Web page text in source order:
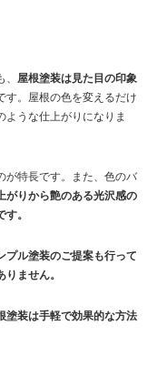
屋根塗装は見た目の印象
す。屋根の色を変えるだけ
うな仕上がりになりま
が特長です。また、色のバ
がりから艶のある光沢感の
。
プル塗装のご提案も行って
ません。
塗装は手軽で効果的な方法